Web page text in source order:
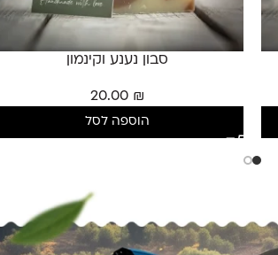
סבון נענע וקינמון
20.00 ₪
הוספה לסל